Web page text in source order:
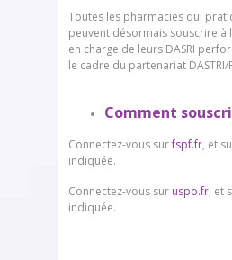
Toutes les pharmacies qui
peuvent désormais souscrire à
en charge de leurs DASRI
le cadre du partenariat DASTRI/
Comment
Connectez-vous surfspf.fr, et
indiquée.
Connectez-vous sur uspo.fr, et
indiquée.